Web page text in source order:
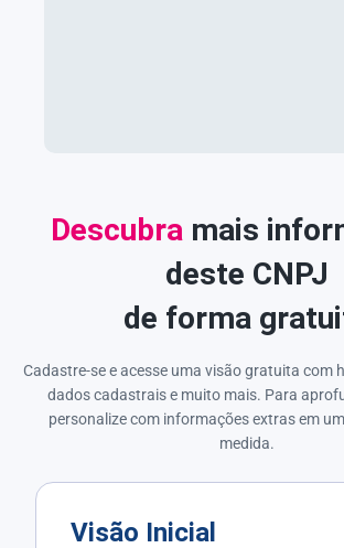
Descubra mais
deste CNPJ
de forma
Cadastre-se e acesse uma visão gratuita com
dados cadastrais e muito mais. Para
personalize com informações extras em
medida.
Visão Inicial